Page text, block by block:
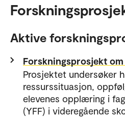
Aktive
Forskningsprosjekt
Prosjektet undersøker
ressurssituasjon,
elevenes opplæring i
(YFF) i videregående